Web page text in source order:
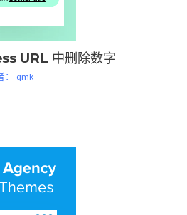
URL 中删除数字
qmk